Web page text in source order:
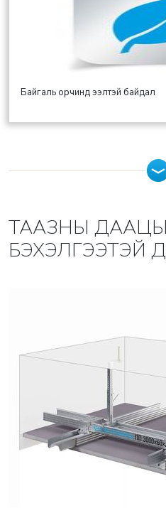
Байгаль орчинд ээлтэй байдал
ТААЗНЫ
БЭХЭЛГЭЭТЭЙ